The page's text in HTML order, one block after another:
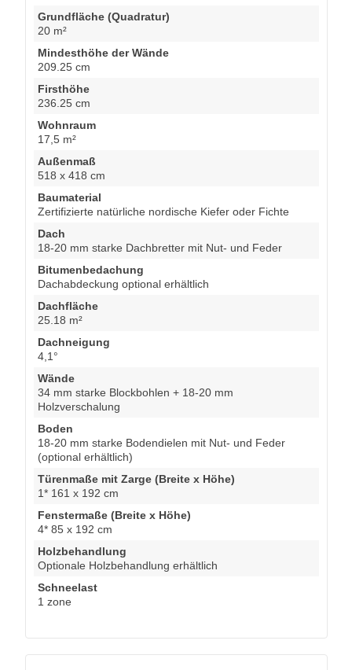
Grundfläche (Quadratur)
20 m²
Mindesthöhe der Wände
209.25 cm
Firsthöhe
236.25 cm
Wohnraum
17,5 m²
Außenmaß
518 x 418 cm
Baumaterial
Zertifizierte natürliche nordische Kiefer oder Fichte
Dach
18-20 mm starke Dachbretter mit Nut- und Feder
Bitumenbedachung
Dachabdeckung optional erhältlich
Dachfläche
25.18 m²
Dachneigung
4,1°
Wände
34 mm starke Blockbohlen + 18-20 mm
Holzverschalung
Boden
18-20 mm starke Bodendielen mit Nut- und Feder
(optional erhältlich)
Türenmaße mit Zarge (Breite x Höhe)
1* 161 x 192 cm
Fenstermaße (Breite x Höhe)
4* 85 x 192 cm
Holzbehandlung
Optionale Holzbehandlung erhältlich
Schneelast
1 zone